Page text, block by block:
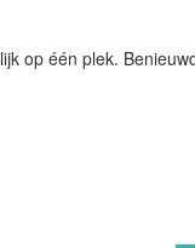
op één plek.